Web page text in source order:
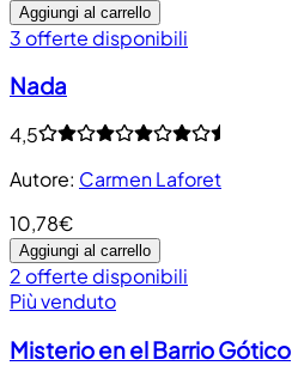
Aggiungi al carrello
3 offerte disponibili
Nada
4,5
Autore: Carmen Laforet
10,78€
Aggiungi al carrello
2 offerte disponibili
Più venduto
Misterio en el Barrio Gótico